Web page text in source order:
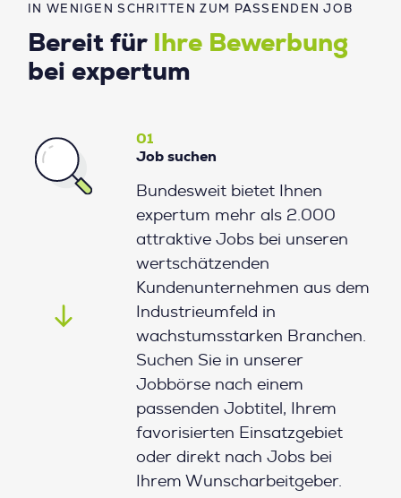
IN WENIGEN SCHRITTEN ZUM PASSENDEN JOB
Bereit für
Ihre Bewerbung
bei expertum
01
Job suchen
Bundesweit bietet Ihnen
expertum mehr als 2.000
attraktive Jobs bei unseren
wertschätzenden
Kundenunternehmen aus dem
Industrieumfeld in
wachstumsstarken Branchen.
Suchen Sie in unserer
Jobbörse nach einem
passenden Jobtitel, Ihrem
favorisierten Einsatzgebiet
oder direkt nach Jobs bei
Ihrem Wunscharbeitgeber.